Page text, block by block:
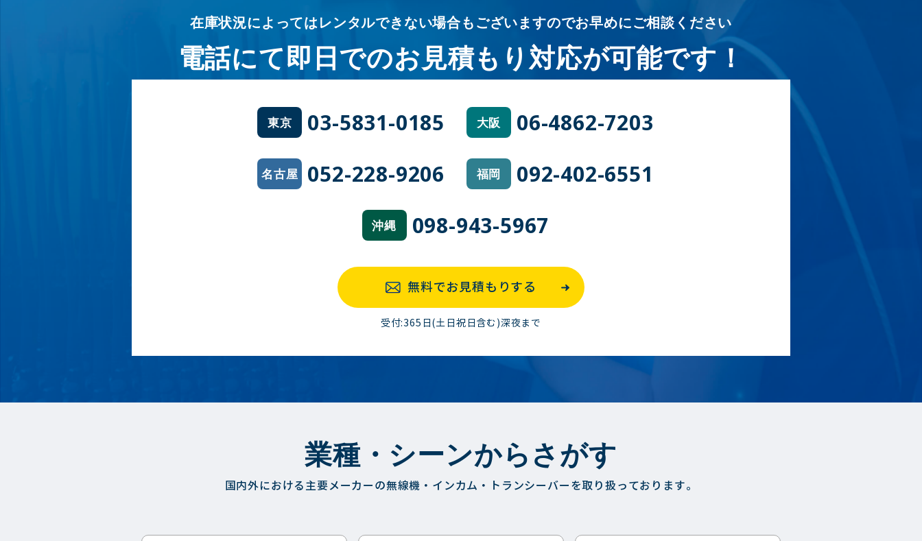
在庫状況によってはレンタルできない場合もございますのでお早めにご相談ください
電話にて即日でのお見積もり対応が可能です！
東京 03-5831-0185 大阪 06-4862-7203
名古屋 052-228-9206 福岡 092-402-6551
沖縄 098-943-5967
無料でお見積もりする
受付:365日(土日祝日含む)深夜まで
業種・シーンからさがす
国内外における主要メーカーの無線機・インカム・トランシーバーを取り扱っております。